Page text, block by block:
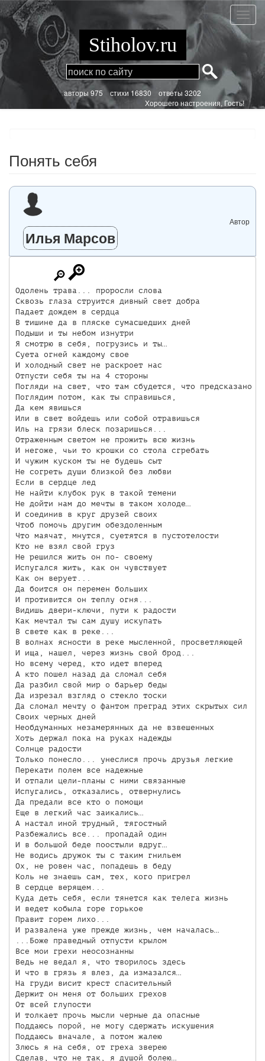
Перейти
к
основному
содержанию
себя
Stiholov.ru
aвторы 975стихи 16830 ответы 3202
Хорошего настроения, Гость!
Понять себя
Автор
Илья Марсов
Одолень трава... проросли слова
Сквозь глаза струится дивный свет добра
Падает дождем в сердца
В тишине да в пляске сумасшедших дней
Подыши и ты небом изнутри
Я смотрю в себя, погрузись и ты…
Суета огней каждому свое
И холодный свет не раскроет нас
Отпусти себя ты на 4 стороны
Погляди на свет, что там сбудется, что предсказано
Поглядим потом, как ты справишься,
Да кем явишься
Или в свет войдешь или собой отравишься
Иль на грязи блеск позаришься...
Отраженным светом не прожить всю жизнь
И негоже, чьи то крошки со стола сгребать
И чужим куском ты не будешь сыт
Не согреть души близкой без любви
Если в сердце лед
Не найти клубок рук в такой темени
Не дойти нам до мечты в таком холоде…
И соединив в круг друзей своих
Чтоб помочь другим обездоленным
Что маячат, мнутся, суетятся в пустотелости
Кто не взял свой груз
Не решился жить он по- своему
Испугался жить, как он чувствует
Как он верует...
Да боится он перемен больших
И противится он теплу огня...
Видишь двери-ключи, пути к радости
Как мечтал ты сам душу искупать
В свете как в реке...
В волнах ясности в реке мысленной, просветляющей
И ища, нашел, через жизнь свой брод...
Но всему черед, кто идет вперед
А кто пошел назад да сломал себя
Да разбил свой мир о барьер беды
Да изрезал взгляд о стекло тоски
Да сломал мечту о фантом преград этих скрытых сил
Своих черных дней
Необдуманных незамерянных да не взвешенных
Хоть держал пока на руках надежды
Солнце радости
Только понесло... унеслися прочь друзья легкие
Перекати полем все надежные
И отпали цели-планы с ними связанные
Испугались, отказались, отвернулись
Да предали все кто о помощи
Еще в легкий час заикались…
А настал иной трудный, тягостный
Разбежались все... пропадай один
И в большой беде поостыли вдруг…
Не водись дружок ты с таким гнильем
Ох, не ровен час, попадешь в беду
Коль не знаешь сам, тех, кого пригрел
В сердце верящем...
Куда деть себя, если тянется как телега жизнь
И ведет кобыла горе горькое
Правит горем лихо...
И развалена уже прежде жизнь, чем началась…
...Боже праведный отпусти крылом
Все мои грехи неосознанны
Ведь не ведал я, что творилось здесь
И что в грязь я влез, да измазался…
На груди висит крест спасительный
Держит он меня от больших грехов
От всей глупости
И толкает прочь мысли черные да опасные
Поддаюсь порой, не могу сдержать искушения
Поддаюсь вначале, а потом жалею
Злюсь я на себя, от греха зверею
Сделав, что не так, я душой болею…